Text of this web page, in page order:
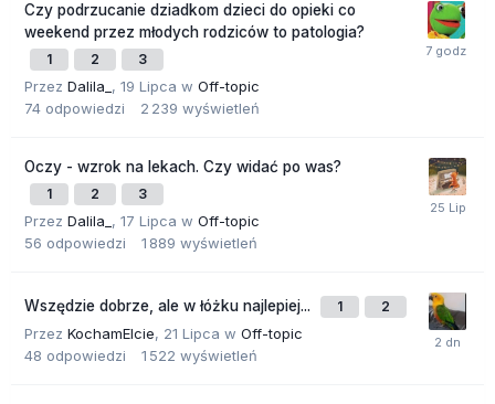
Czy podrzucanie dziadkom dzieci do opieki co
weekend przez młodych rodziców to patologia?
1 2 3
Przez Dalila_ , 19 Lipca w Off-topic
74 odpowiedzi 2 239 wyświetleń
Oczy - wzrok na lekach. Czy widać po was?
1 2 3
Przez Dalila_ , 17 Lipca w Off-topic
56 odpowiedzi 1 889 wyświetleń
Wszędzie dobrze, ale w łóżku najlepiej... 1 2
Przez KochamElcie, 21 Lipca w Off-topic
48 odpowiedzi 1 522 wyświetleń